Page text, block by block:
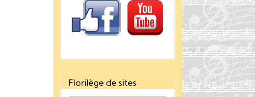
Florilège de sites